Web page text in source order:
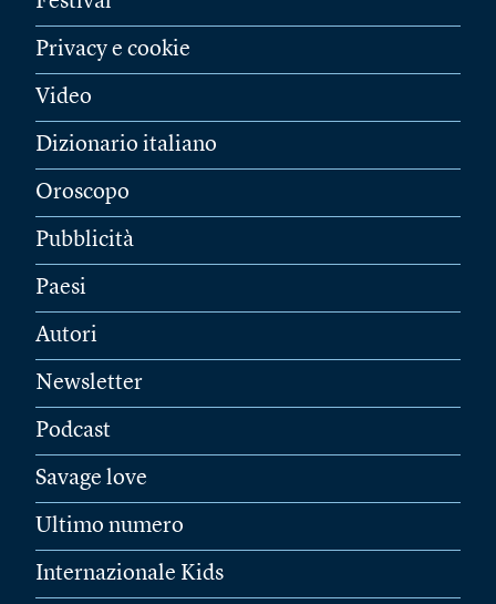
Privacy e cookie
Video
Dizionario italiano
Oroscopo
Pubblicità
Paesi
Autori
Newsletter
Podcast
Savage love
Ultimo numero
Internazionale Kids